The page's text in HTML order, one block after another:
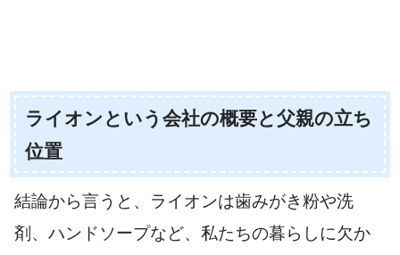
ライオンという会社の概要と父親の立ち
位置
結論から言うと、ライオンは歯みがき粉や洗
剤、ハンドソープなど、私たちの暮らしに欠か